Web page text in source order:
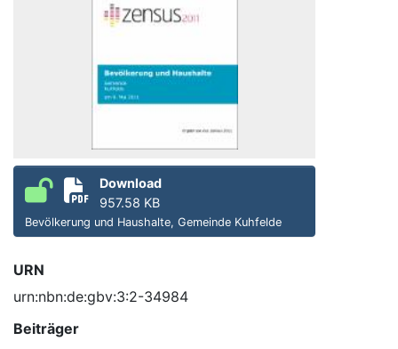
Download
957.58 KB
Bevölkerung und Haushalte, Gemeinde Kuhfelde
URN
urn:nbn:de:gbv:3:2-34984
Beiträger